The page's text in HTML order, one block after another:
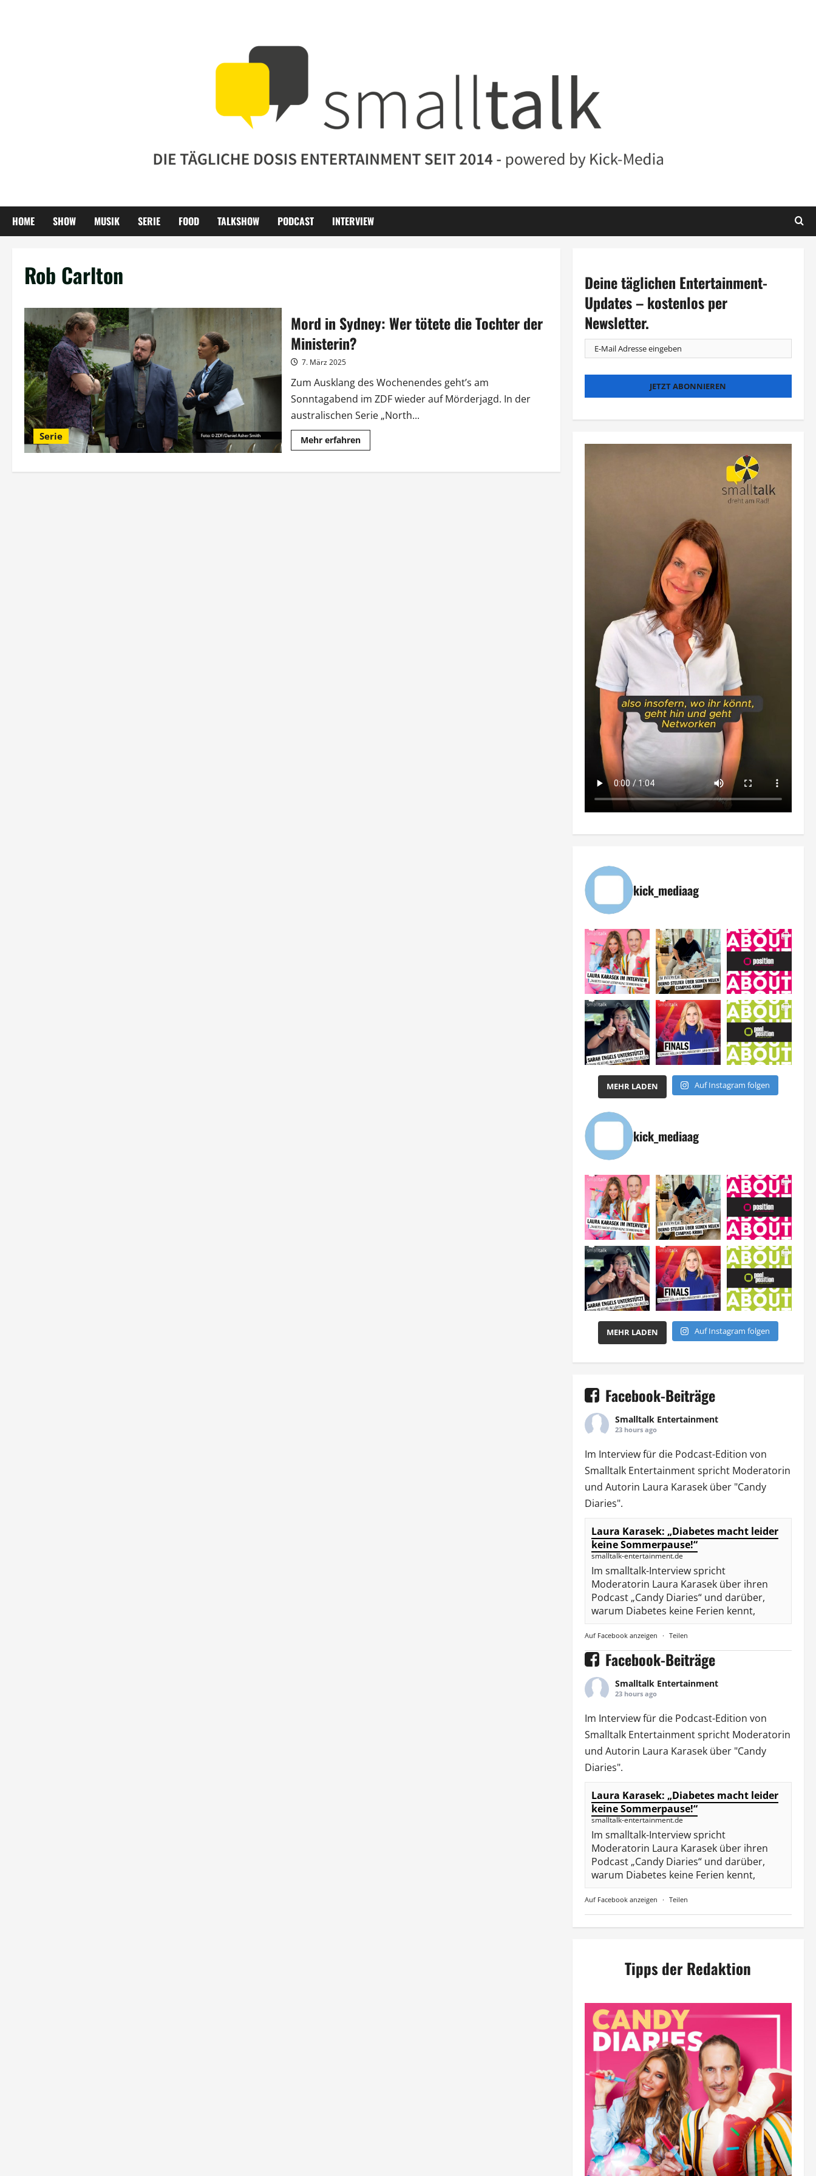
HOME SHOW MUSIK SERIE FOOD TALKSHOW PODCAST INTERVIEW
Rob Carlton
Serie
Mord in Sydney: Wer tötete die Tochter der
Ministerin?
7. März 2025
Zum Ausklang des Wochenendes geht’s am
Sonntagabend im ZDF wieder auf Mörderjagd. In der
australischen Serie „North...
Mehr erfahrenMehr
Informationen
in
Deine täglichen Entertainment-
Updates – kostenlos per
Newsletter.
kick_mediaag
MEHR LADEN Auf Instagram folgen
kick_mediaag
MEHR LADEN Auf Instagram folgen
Facebook-Beiträge
Smalltalk Entertainment
23 hours ago
Im Interview für die Podcast-Edition von
Smalltalk Entertainmentspricht Moderatorin
und Autorin Laura Karaseküber "Candy
Diaries".
Laura Karasek: „Diabetes macht leider
keine Sommerpause!“
smalltalk-entertainment.de
Im smalltalk-Interview spricht
Moderatorin Laura Karasek über ihren
Podcast „Candy Diaries“ und darüber,
warum Diabetes keine Ferien kennt,
Auf Facebook anzeigen · Teilen
Facebook-Beiträge
Smalltalk Entertainment
23 hours ago
Im Interview für die Podcast-Edition von
Smalltalk Entertainmentspricht Moderatorin
und Autorin Laura Karaseküber "Candy
Diaries".
Laura Karasek: „Diabetes macht leider
keine Sommerpause!“
smalltalk-entertainment.de
Im smalltalk-Interview spricht
Moderatorin Laura Karasek über ihren
Podcast „Candy Diaries“ und darüber,
warum Diabetes keine Ferien kennt,
Auf Facebook anzeigen · Teilen
Tipps der Redaktion